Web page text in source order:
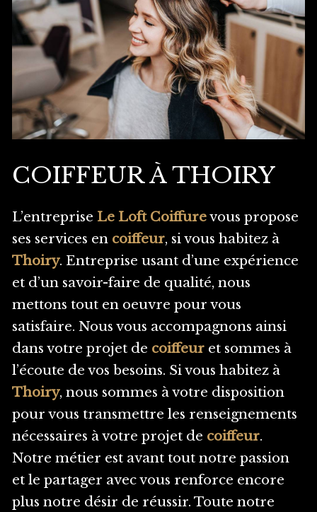
COIFFEUR À THOIRY
L’entreprise Le Loft Coiffurevous propose
ses services en coiffeur, si vous habitez à
Thoiry. Entreprise usant d’une expérience
et d’un savoir-faire de qualité, nous
mettons tout en oeuvre pour vous
satisfaire. Nous vous accompagnons ainsi
dans votre projet de coiffeur et sommes à
l’écoute de vos besoins. Si vous habitez à
Thoiry, nous sommes à votre disposition
pour vous transmettre les renseignements
nécessaires à votre projet de coiffeur.
Notre métier est avant tout notre passion
et le partager avec vous renforce encore
plus notre désir de réussir. Toute notre